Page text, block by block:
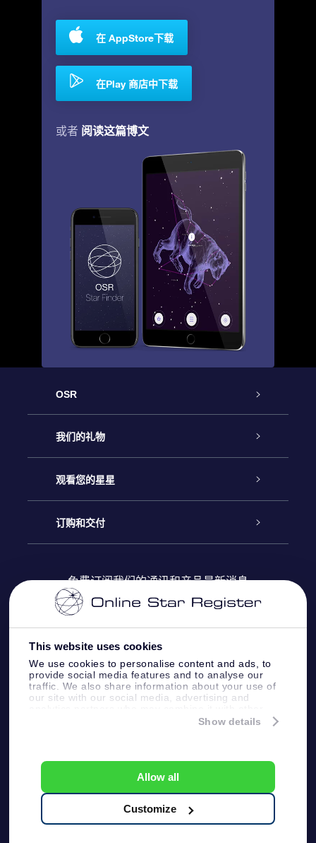
This website uses cookies
We use cookies to personalise content and ads, to
provide social media features and to analyse our
traffic. We also share information about your use of
our site with our social media, advertising and
information that you’ve provided to them or that
Show details
Allow all
Customize
在 AppStore下载
在Play 商店中下载
或者 阅读这篇博文
OSR
客户服务
联系我们
博客
评论
我们的礼物
Online Star礼物
OSR 礼物包
OSR 礼物卡
公司礼品
观看您的星星
Online Star Register
个性化的Star Page
One Million Stars
OSR Starsaver
订购和交付
付款信息
配送信息
退货政策&撤销权
免费订阅我们的通讯和产品最新消息
客户服务:help@osr.org
KVK: 60333553, VAT: NL 8538.62.722B01
One Million Stars
一般条款和条件
隐私政策和免责声明